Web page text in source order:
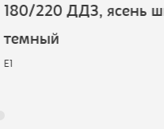
180/220 ДДЗ, ясень
темный
E1